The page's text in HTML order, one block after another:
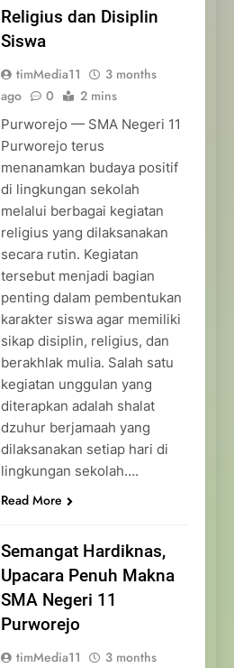
Religius dan Disiplin
Siswa
timMedia11
3 months
ago
0 2 mins
Purworejo — SMA Negeri 11
Purworejo terus
menanamkan budaya positif
di lingkungan sekolah
melalui berbagai kegiatan
religius yang dilaksanakan
secara rutin. Kegiatan
tersebut menjadi bagian
penting dalam pembentukan
karakter siswa agar memiliki
sikap disiplin, religius, dan
berakhlak mulia. Salah satu
kegiatan unggulan yang
diterapkan adalah shalat
dzuhur berjamaah yang
dilaksanakan setiap hari di
lingkungan sekolah….
Read More
Semangat Hardiknas,
Upacara Penuh Makna
SMA Negeri 11
Purworejo
timMedia11
3 months